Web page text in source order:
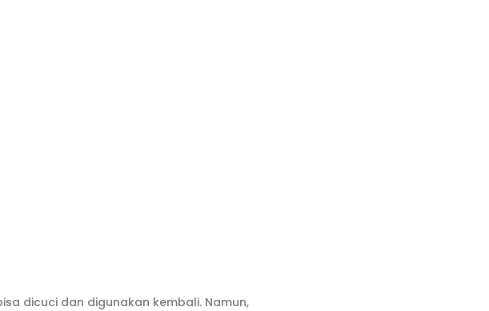
dicuci dan digunakan kembali. Namun,